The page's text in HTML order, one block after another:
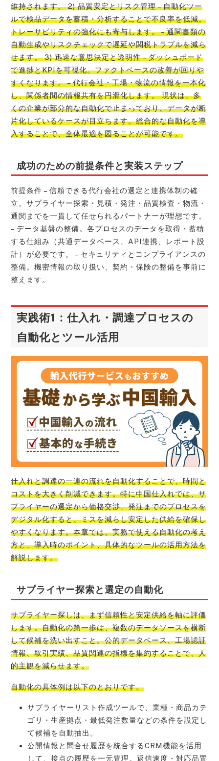
維持されます。 2) 品質安定とリスク管理 – 自動化ツー
ルで検品データを蓄積・分析することで不良率を低減。
トレーサビリティの強化にも寄与します。 – 通関書類の
自動生成やリスクチェックで遅延や関税トラブルを減ら
せます。 3) 迅速な意思決定と透明性 – ダッシュボード
で進捗とKPIを可視化。ファクトベースの改善が回りや
すくなります。 – 代行会社・工場・物流の情報を一本化
し、関係者間の情報共有を円滑化します。 現状は、多
くの企業が部分的な自動化で止まっており、データが断
片化しているケースが目立ちます。総合的な自動化を導
入することで、全体最適を図ることが可能です。
成功のための前提条件と実装ステップ
前提条件 – 信頼できる代行会社の選定と連携体制の確
立。サプライヤー探索・見積・発注・品質検査・物流・
通関までを一貫して任せられるパートナーが理想です。
– データ基盤の整備。各プロセスのデータを取得・蓄積
する仕組み（共通データベース、API連携、レポート設
計）が必要です。 – セキュリティとコンプライアンスの
整備。機密情報の取り扱い、契約・保険の整備を事前に
整えます。
実践術1：仕入れ・調達プロセスの
自動化とツール活用
仕入れと調達の一連の流れを自動化することで、時間と
コストを大きく削減できます。特に中国仕入れでは、サ
プライヤーの選定から価格交渉、発注までのプロセスを
デジタル化すると、ミスを減らし安定した供給を確保し
やすくなります。本章では、実務で使える自動化の考え
方と、導入時のポイント、具体的なツールの活用方法を
解説します。
サプライヤー探索と選定の自動化
サプライヤー探しは、まず信頼性と安定供給を軸に評価
します。自動化の第一歩は、複数のデータソースを横断
して候補を洗い出すこと。公的データベース、工場認証
情報、取引実績、品質関連の指標を集約することで、人
的主観を減らせます。
自動化の具体例は以下のとおりです。
サプライヤーリスト作成ツールで、業種・商品カテ
ゴリ・生産拠点・最低発注数量などの条件を設定し
て候補を自動抽出。
公開情報と問合せ履歴を統合するCRM機能を活用
して、接点の履歴を一元管理。返信速度・対応品質